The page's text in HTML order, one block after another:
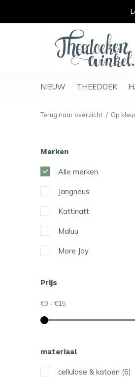
NIEUW THEEDOEK
Terug naar overzicht Op
Merken
Alle merken
Jangneus
Kattinatt
Maluu
More Joy
Prijs
€0 - €15
materiaal
cellulose & katoen (6)